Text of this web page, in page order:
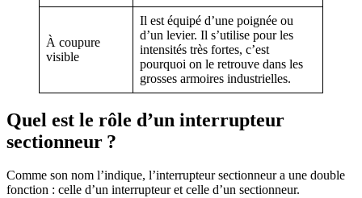
À coupure
visible
Il est équipé d’une poignée ou
d’un levier. Il s’utilise pour les
intensités très fortes, c’est
pourquoi on le retrouve dans les
grosses armoires industrielles.
Quel est le rôle d’un interrupteur
sectionneur ?
Comme son nom l’indique, l’interrupteur sectionneur a une double
fonction : celle d’un interrupteur et celle d’un sectionneur.